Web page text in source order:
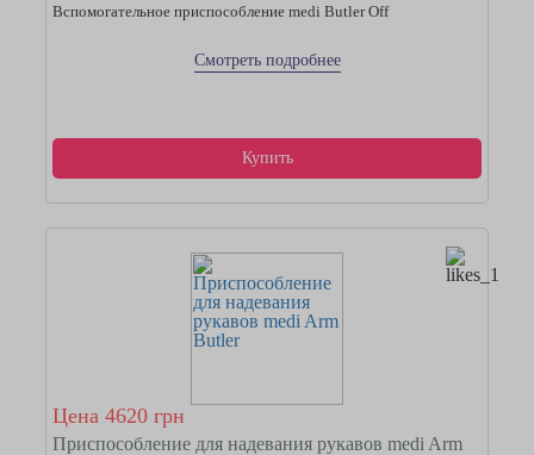
Вспомогательное приспособление medi Butler Off
Смотреть подробнее
Купить
Цена 4620 грн
Приспособление для надевания рукавов medi Arm